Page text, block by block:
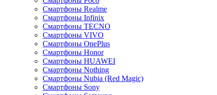
Смартфоны Realme
Смартфоны Infinix
Смартфоны TECNO
Смартфоны VIVO
Смартфоны OnePlus
Смартфоны Honor
Смартфоны HUAWEI
Смартфоны Nothing
Смартфоны Nubia (Red Magic)
Смартфоны Sony